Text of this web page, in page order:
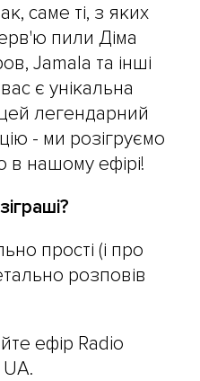
саме ті, з яких
пили Діма
Jamala та інші
є унікальна
легендарний
- ми розігруємо
в нашому ефірі!
прості (і про
розповів
ефір Radio